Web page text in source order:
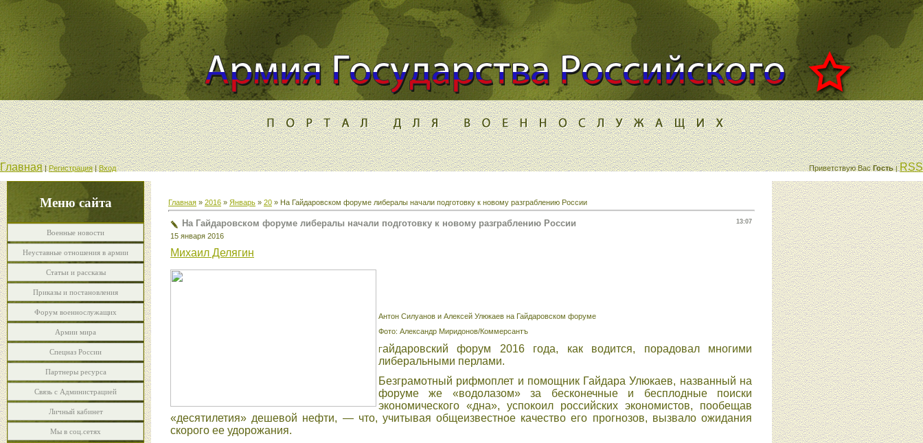
Главная|Регистрация|Вход Приветствую Вас Гость |RSS
Меню сайта
Военные новости
Неуставные отношения в армии
Статьи и рассказы
Приказы и постановления
Форум военнослужащих
Армии мира
Спецназ России
Партнеры ресурса
Связь с Администрацией
Личный кабинет
Мы в соц.сетях
Главная » 2016 » Январь » 20 » На Гайдаровском форуме либералы начали подготовку к новому разграблению России
13:07
На Гайдаровском форуме либералы начали подготовку к новому разграблению России
15 января 2016
Михаил Делягин
Антон Силуанов и Алексей Улюкаев на Гайдаровском форуме
Фото: Александр Миридонов/Коммерсантъ
Гайдаровский форум 2016 года, как водится, порадовал многими
либеральными перлами.
Безграмотный рифмоплет и помощник Гайдара Улюкаев, названный на
форуме же «водолазом» за бесконечные и бесплодные поиски
экономического «дна», успокоил российских экономистов, пообещав
«десятилетия» дешевой нефти, — что, учитывая общеизвестное качество его прогнозов, вызвало ожидания
скорого ее удорожания.